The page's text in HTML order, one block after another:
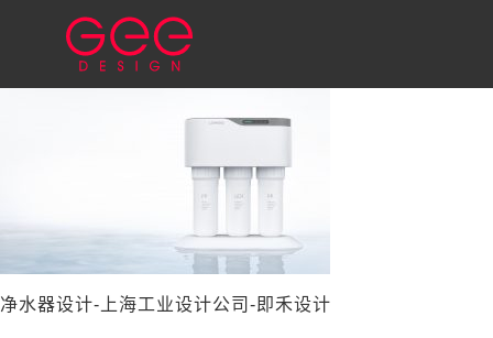
净水器设计-上海工业设计公司-即禾设计